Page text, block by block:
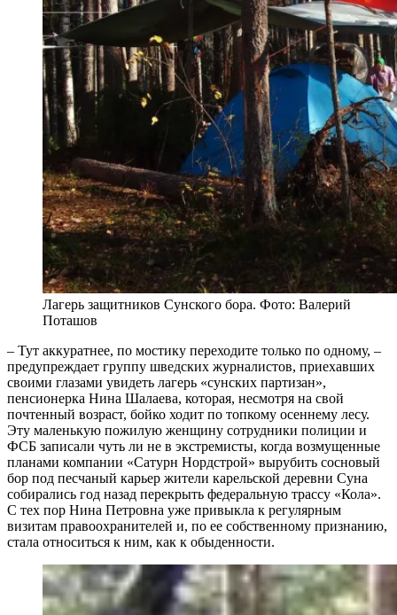
Лагерь защитников Сунского бора. Фото: Валерий
Поташов
– Тут аккуратнее, по мостику переходите только по одному, –
предупреждает группу шведских журналистов, приехавших
своими глазами увидеть лагерь «сунских партизан»,
пенсионерка Нина Шалаева, которая, несмотря на свой
почтенный возраст, бойко ходит по топкому осеннему лесу.
Эту маленькую пожилую женщину сотрудники полиции и
ФСБ записали чуть ли не в экстремисты, когда возмущенные
планами компании «Сатурн Нордстрой» вырубить сосновый
бор под песчаный карьер жители карельской деревни Суна
собирались год назад перекрыть федеральную трассу «Кола».
С тех пор Нина Петровна уже привыкла к регулярным
визитам правоохранителей и, по ее собственному признанию,
стала относиться к ним, как к обыденности.